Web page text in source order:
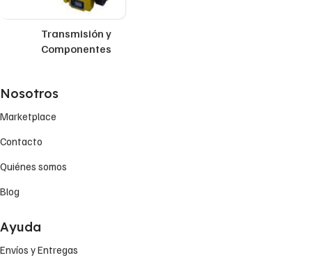
Transmisión y
Componentes
Nosotros
Marketplace
Contacto
Quiénes somos
Blog
Ayuda
Envíos y Entregas